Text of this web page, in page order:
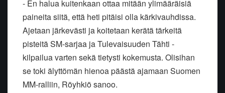
- En halua kuitenkaan ottaa mitään ylimääräisiä
paineita siitä, että heti pitäisi olla kärkivauhdissa.
Ajetaan järkevästi ja koitetaan kerätä tärkeitä
pisteitä SM-sarjaa ja Tulevaisuuden Tähti -
kilpailua varten sekä tietysti kokemusta. Olisihan
se toki älyttömän hienoa päästä ajamaan Suomen
MM-ralliin, Röyhkiö sanoo.